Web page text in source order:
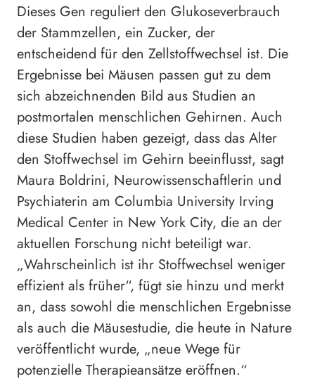
Dieses Gen reguliert den Glukoseverbrauch
der Stammzellen, ein Zucker, der
entscheidend für den Zellstoffwechsel ist. Die
Ergebnisse bei Mäusen passen gut zu dem
sich abzeichnenden Bild aus Studien an
postmortalen menschlichen Gehirnen. Auch
diese Studien haben gezeigt, dass das Alter
den Stoffwechsel im Gehirn beeinflusst, sagt
Maura Boldrini, Neurowissenschaftlerin und
Psychiaterin am Columbia University Irving
Medical Center in New York City, die an der
aktuellen Forschung nicht beteiligt war.
„Wahrscheinlich ist ihr Stoffwechsel weniger
effizient als früher“, fügt sie hinzu und merkt
an, dass sowohl die menschlichen Ergebnisse
als auch die Mäusestudie, die heute in Nature
veröffentlicht wurde, „neue Wege für
potenzielle Therapieansätze eröffnen.“